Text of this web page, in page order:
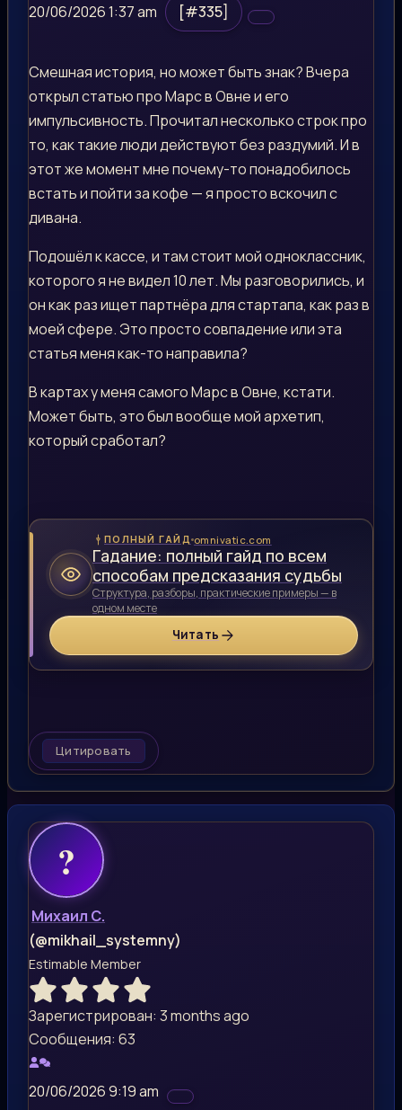
20/06/2026 1:37 am
[#335]
Смешная история, но может быть знак? Вчера
открыл статью про Марс в Овне и его
импульсивность. Прочитал несколько строк про
то, как такие люди действуют без раздумий. И в
этот же момент мне почему-то понадобилось
встать и пойти за кофе — я просто вскочил с
дивана.
Подошёл к кассе, и там стоит мой одноклассник,
которого я не видел 10 лет. Мы разговорились, и
он как раз ищет партнёра для стартапа, как раз в
моей сфере. Это просто совпадение или эта
статья меня как-то направила?
В картах у меня самого Марс в Овне, кстати.
Может быть, это был вообще мой архетип,
который сработал?
ПОЛНЫЙ ГАЙД omnivatic.com
Гадание: полный гайд по всем
способам предсказания судьбы
Структура, разборы, практические примеры — в
одном месте
Читать
Цитировать
Михаил С.
(@mikhail_systemny)
Estimable Member
Зарегистрирован: 3 months ago
Сообщения: 63
20/06/2026 9:19 am